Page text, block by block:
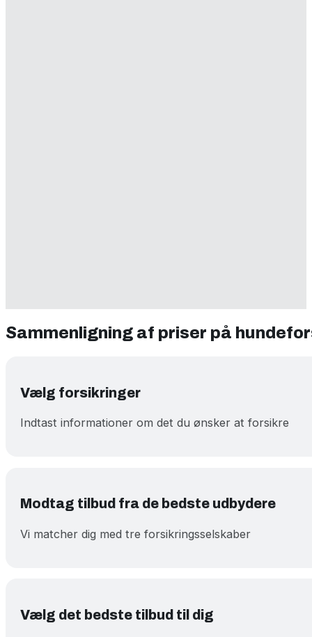
Sammenligning af priser på
Vælg forsikringer
Indtast informationer om det du ønsker at forsikre
Modtag tilbud fra de bedste udbydere
Vi matcher dig med tre forsikringsselskaber
Vælg det bedste tilbud til dig